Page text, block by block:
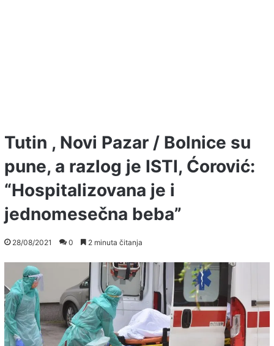
Tutin , Novi Pazar / Bolnice su
pune, a razlog je ISTI, Ćorović:
“Hospitalizovana je i
jednomesečna beba”
28/08/2021 0 2 minuta čitanja